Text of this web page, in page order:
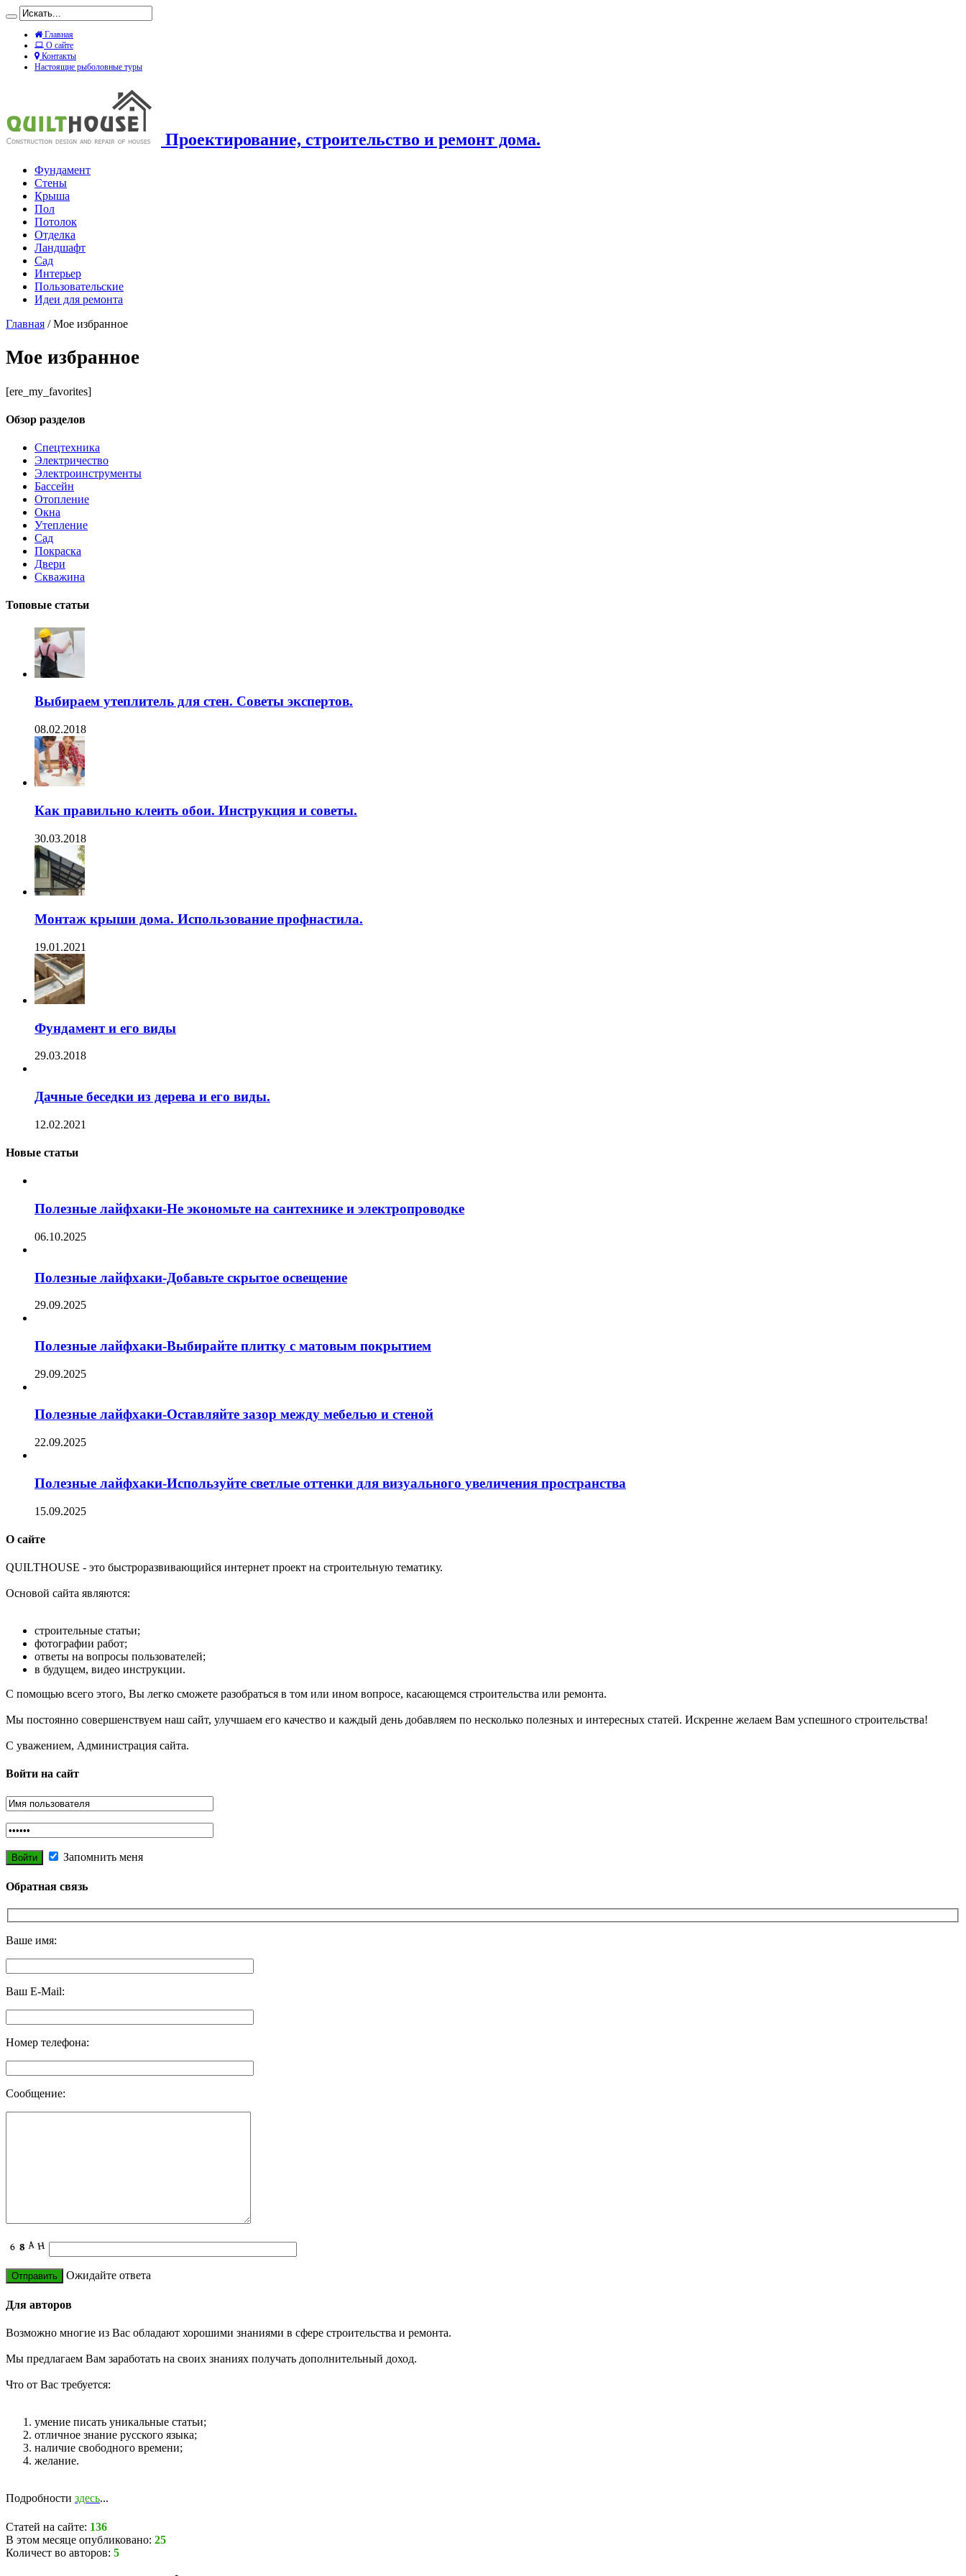
Главная
О сайте
Контакты
Настоящие рыболовные туры
Проектирование, строительство и ремонт дома.
Фундамент
Стены
Крыша
Пол
Потолок
Отделка
Ландшафт
Сад
Интерьер
Пользовательские
Идеи для ремонта
Главная / Мое избранное
Мое избранное
[ere_my_favorites]
Обзор разделов
Спецтехника
Электричество
Электроинструменты
Бассейн
Отопление
Окна
Утепление
Сад
Покраска
Двери
Скважина
Топовые статьи
Выбираем утеплитель для стен. Советы экспертов.
08.02.2018
Как правильно клеить обои. Инструкция и советы.
30.03.2018
Монтаж крыши дома. Использование профнастила.
19.01.2021
Фундамент и его виды
29.03.2018
Дачные беседки из дерева и его виды.
12.02.2021
Новые статьи
Полезные лайфхаки-Не экономьте на сантехнике и электропроводке
06.10.2025
Полезные лайфхаки-Добавьте скрытое освещение
29.09.2025
Полезные лайфхаки-Выбирайте плитку с матовым покрытием
29.09.2025
Полезные лайфхаки-Оставляйте зазор между мебелью и стеной
22.09.2025
Полезные лайфхаки-Используйте светлые оттенки для визуального увеличения пространства
15.09.2025
О сайте
QUILTHOUSE - это быстроразвивающийся интернет проект на строительную тематику.
Основой сайта являются:
строительные статьи;
фотографии работ;
ответы на вопросы пользователей;
в будущем, видео инструкции.
С помощью всего этого, Вы легко сможете разобраться в том или ином вопросе, касающемся строительства или ремонта.
Мы постоянно совершенствуем наш сайт, улучшаем его качество и каждый день добавляем по несколько полезных и интересных статей. Искренне желаем Вам успешного строительства!
С уважением, Администрация сайта.
Войти на сайт
Запомнить меня
Обратная связь
Ваше имя:
Ваш E-Mail:
Номер телефона:
Сообщение:
Ожидайте ответа
Для авторов
Возможно многие из Вас обладают хорошими знаниями в сфере строительства и ремонта.
Мы предлагаем Вам заработать на своих знаниях получать дополнительный доход.
Что от Вас требуется:
умение писать уникальные статьи;
отличное знание русского языка;
наличие свободного времени;
желание.
Подробности здесь...
Статей на сайте: 136
В этом месяце опубликовано: 25
Количест во авторов: 5